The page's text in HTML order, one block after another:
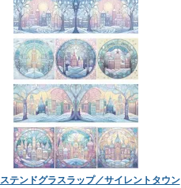
ステンドグラスラップ／サイレントタウン